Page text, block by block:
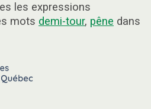
les expressions
mots demi-tour, pêne dans